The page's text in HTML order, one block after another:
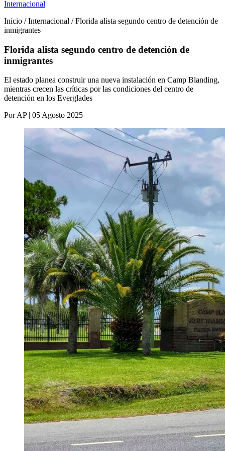
Internacional
Inicio / Internacional / Florida alista segundo centro de detención de
inmigrantes
Florida alista segundo centro de detención de
inmigrantes
El estado planea construir una nueva instalación en Camp Blanding,
mientras crecen las críticas por las condiciones del centro de
detención en los Everglades
Por AP | 05 Agosto 2025